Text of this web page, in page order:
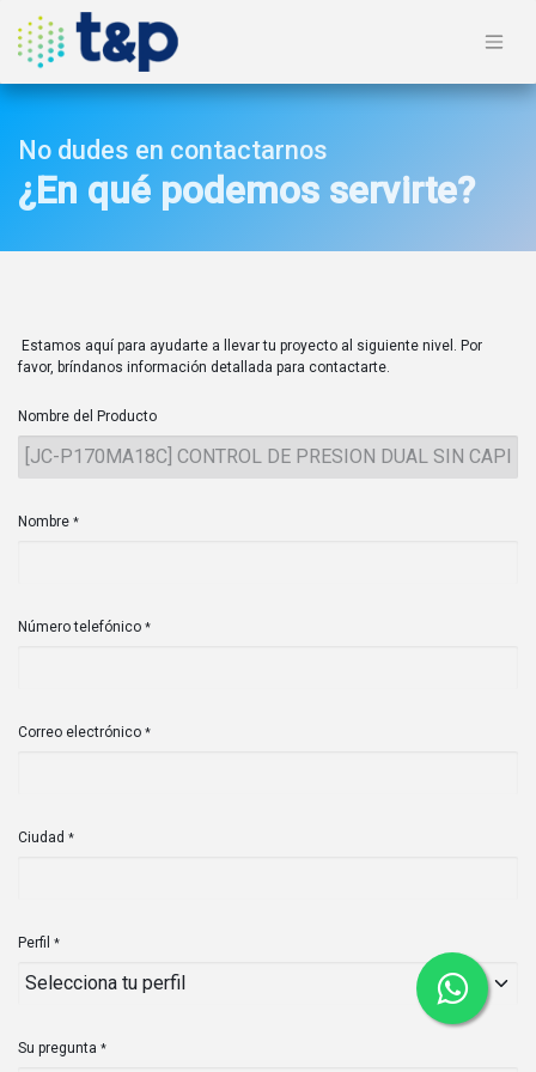
No dudes en contactarnos
¿En qué podemos servirte?
Estamos aquí para ayudarte a llevar tu proyecto al siguiente nivel. Por
favor, bríndanos información detallada para contactarte.
Nombre del Producto
Nombre *
Número telefónico *
Correo electrónico *
Ciudad *
Perfil *
Su pregunta *